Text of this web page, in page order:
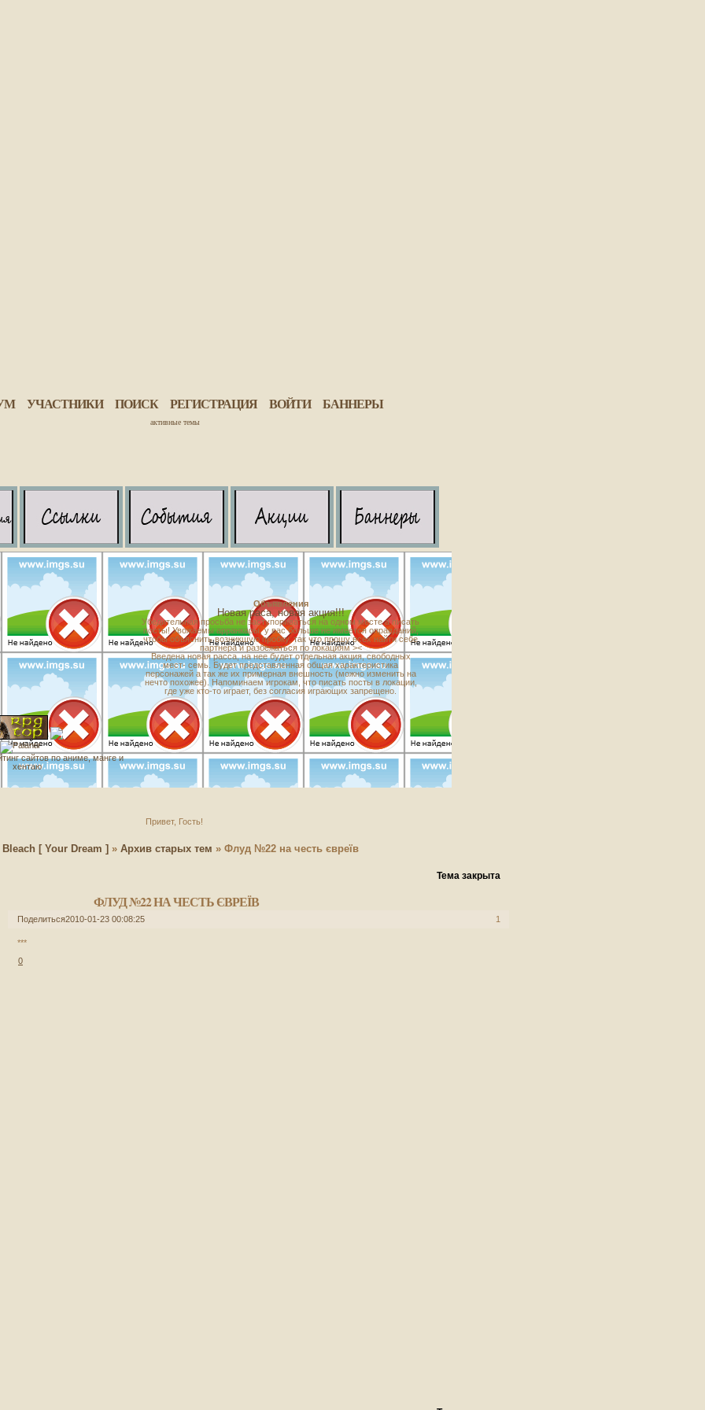
УЧАСТНИКИ ПОИСК РЕГИСТРАЦИЯ ВОЙТИ БАННЕРЫ
активные темы
Объявления
Новая раса, новая акция!!!
Убедительная просьба не заступориваться на одном месте а писать
посты! Увожаемы арранкары, у вас больше не имеется оправданий,
чтобы объяснить возникшую пробку, так что прошу всех найти себе
партнера и разбежаться по локациям ><
Введена новая расса, на нее будет отдельная акция, свободных
мест- семь. Будет представленная общая характеристика
персонажей а так же их примерная внешность (можно изменить на
нечто похожее). Напоминаем игрокам, что писать посты в локации,
где уже кто-то играет, без согласия играющих запрещено.
Привет, Гость!
Bleach [ Your Dream ] » Архив старых тем » Флуд №22 на честь євреїв
ФЛУД №22 НА ЧЕСТЬ ЄВРЕЇВ
Тема закрыта
Поделиться 1
2010-01-23 00:08:25
***
0